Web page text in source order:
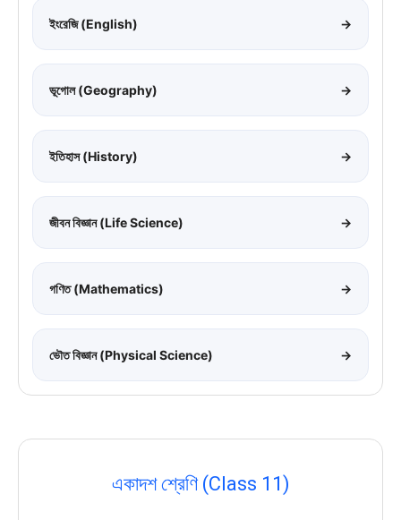
ইংরেজি (English) →
ভূগোল (Geography) →
ইতিহাস (History) →
জীবন বিজ্ঞান (Life Science) →
গণিত (Mathematics) →
ভৌত বিজ্ঞান (Physical Science) →
একাদশ শ্রেণি (Class 11)